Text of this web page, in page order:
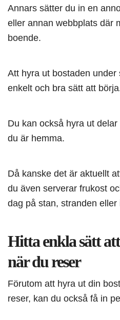
Annars sätter du in en
eller annan webbplats där
boende.
Att hyra ut bostaden
enkelt och bra sätt att
Du kan också hyra ut
du är hemma.
Då kanske det är aktuellt
du även serverar frukost
dag på stan, stranden eller
Hitta enkla sätt
när du reser
Förutom att hyra ut din
reser, kan du också få in